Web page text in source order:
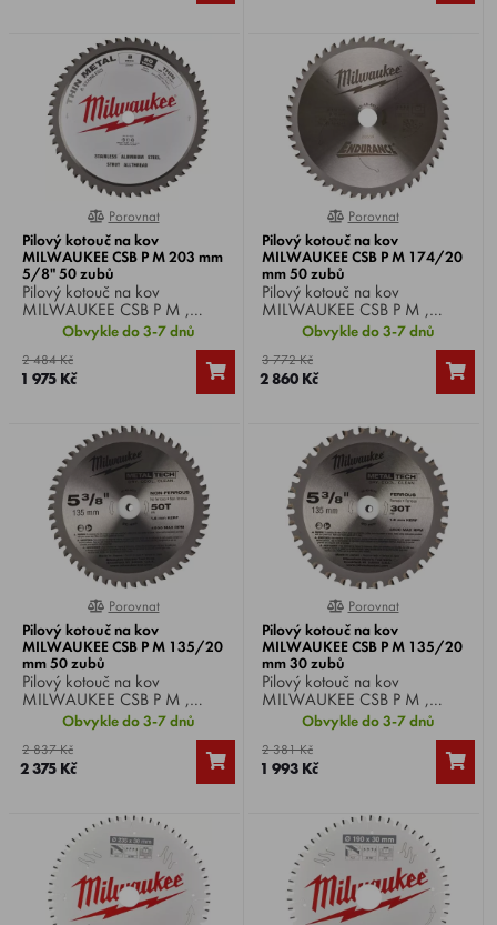
0%
Porovnat
Pilový kotouč na kov
MILWAUKEE CSB P M 203 mm
5/8" 50 zubů
Pilový kotouč na kov
MILWAUKEE CSB P M ,
průměr kotouče 203 mm,
průměr hřídele 5/8", 50 zubů.
Obvykle do 3-7 dnů
2 484 Kč
1 975 Kč
0%
Porovnat
Pilový kotouč na kov
MILWAUKEE CSB P M 174/20
mm 50 zubů
Pilový kotouč na kov
MILWAUKEE CSB P M ,
průměr kotouče 174 mm,
průměr hřídele 20 mm, 50
zubů.
Obvykle do 3-7 dnů
3 772 Kč
2 860 Kč
0%
Porovnat
Pilový kotouč na kov
MILWAUKEE CSB P M 135/20
mm 50 zubů
Pilový kotouč na kov
MILWAUKEE CSB P M ,
průměr kotouče 135 mm,
průměr hřídele 20 mm, 50
zubů.
Obvykle do 3-7 dnů
2 837 Kč
2 375 Kč
0%
Porovnat
Pilový kotouč na kov
MILWAUKEE CSB P M 135/20
mm 30 zubů
Pilový kotouč na kov
MILWAUKEE CSB P M ,
průměr kotouče 135 mm,
průměr hřídele 20 mm, 30
zubů.
Obvykle do 3-7 dnů
2 381 Kč
1 993 Kč